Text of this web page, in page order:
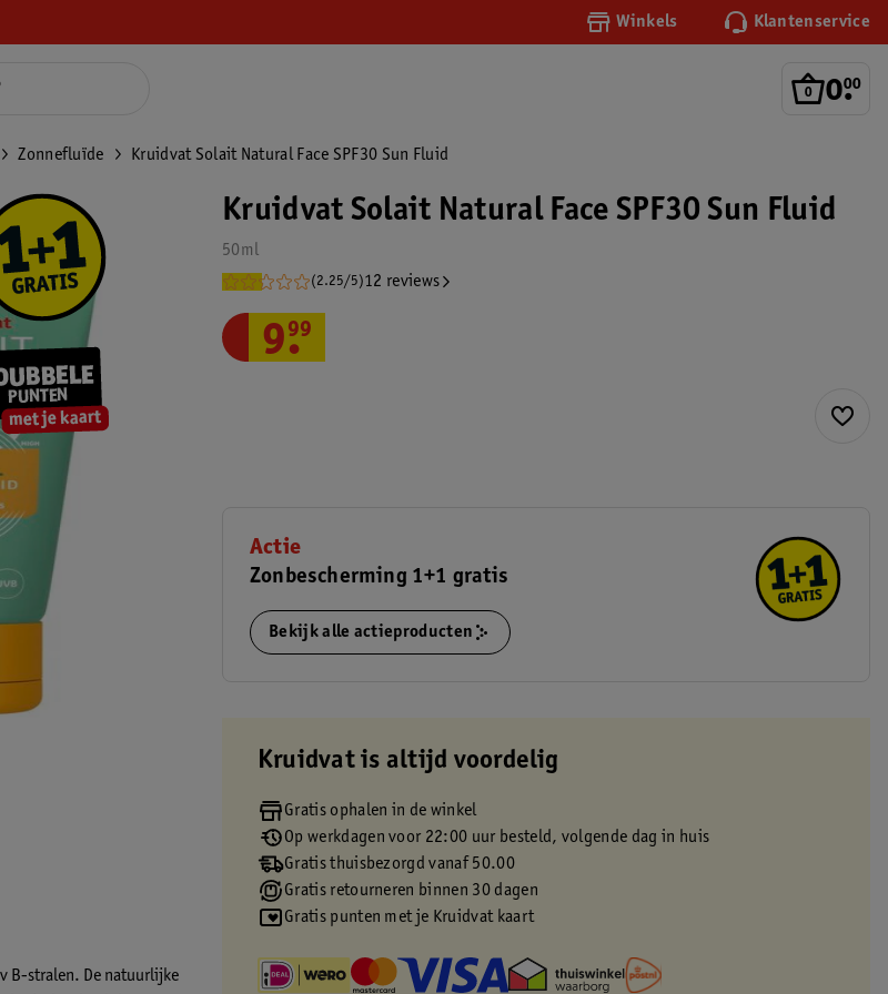
Winkels Klantenservice
0.
00
Zonnefluïde Kruidvat Solait Natural Face SPF30 Sun Fluid
B-stralen. De natuurlijke
Kruidvat Solait Natural Face SPF30 Sun Fluid
50ml
(2.25/5)12 reviews
9.
99
Actie
Zonbescherming 1+1 gratis
Bekijk alle actieproducten
Kruidvat is altijd voordelig
Gratis ophalen in de winkel
Op werkdagen voor 22:00 uur besteld, volgende dag in huis
Gratis thuisbezorgd vanaf 50.00
Gratis retourneren binnen 30 dagen
Gratis punten met je Kruidvat kaart